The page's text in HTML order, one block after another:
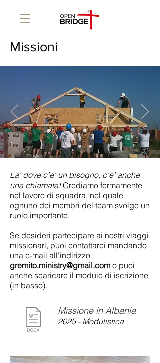
Missioni
La’ dove c’e' un bisogno, c’e’ anche
una chiamata!Crediamo fermamente
nel lavoro di squadra, nel quale
ognuno dei membri del team svolge un
ruolo importante.
Se desideri partecipare ai nostri viaggi
missionari, puoi contattarci mandando
una e-mail all'indirizzo
gremito.ministry@gmail.com o puoi
anche scaricare il modulo di iscrizione
(in basso).
Missione in Albania
2025 - Modulistica